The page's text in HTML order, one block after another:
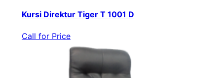
Kursi Direktur Tiger T 1001 D
Call for Price